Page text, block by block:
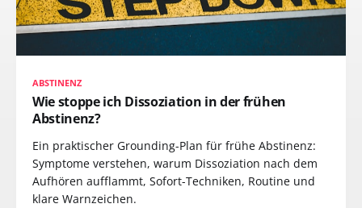
ABSTINENZ
Wie stoppe ich Dissoziation in der frühen
Abstinenz?
Ein praktischer Grounding-Plan für frühe Abstinenz:
Symptome verstehen, warum Dissoziation nach dem
Aufhören aufflammt, Sofort-Techniken, Routine und
klare Warnzeichen.